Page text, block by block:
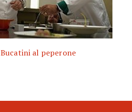
Bucatini al peperone